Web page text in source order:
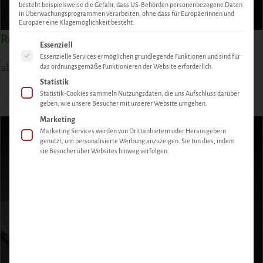
Reh Schulter mit Knochen
ab €
ZUM PRODUKT
besteht beispielsweise die Gefahr, dass US-Behörden personenbezogene Daten
in Überwachungsprogrammen verarbeiten, ohne dass für Europäerinnen und
Europäer eine Klagemöglichkeit besteht.
Es folgt eine Liste der Service-Gruppen, für die eine
Essenziell
Essenzielle Services ermöglichen grundlegende Funktionen und sind für
das ordnungsgemäße Funktionieren der Website erforderlich.
Statistik
Statistik-Cookies sammeln Nutzungsdaten, die uns Aufschluss darüber
geben, wie unsere Besucher mit unserer Website umgehen.
Marketing
Marketing Services werden von Drittanbietern oder Herausgebern
genutzt, um personalisierte Werbung anzuzeigen. Sie tun dies, indem
sie Besucher über Websites hinweg verfolgen.